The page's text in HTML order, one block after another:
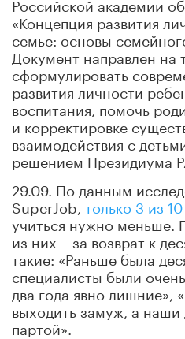
«Концепция развития
семье: основы
Документ направлен на
сформулировать
развития личности
воспитания, помочь
и корректировке
взаимодействия с
решением Президиума
29.09. По данным
SuperJob, только 3 из
учиться нужно меньше.
из них – за возврат к
такие: «Раньше была
специалисты были
два года явно лишние»,
выходить замуж, а наши
партой».